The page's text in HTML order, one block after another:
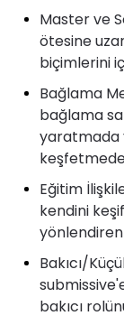
Master ve
ötesine
biçimlerini
Bağlama
bağlama
yaratmada
Eğitim
kendini
Bakıcı/
bakıcı